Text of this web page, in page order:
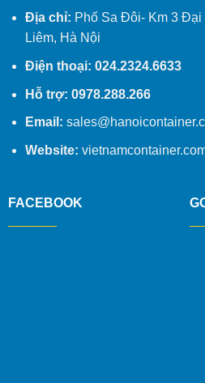
Địa chỉ: Phố Sa Đôi- Km 3
Liêm, Hà Nội
Điện thoại: 024.2324.6633
Hỗ trợ: 0978.288.266
Email:
Website:
FACEBOOK